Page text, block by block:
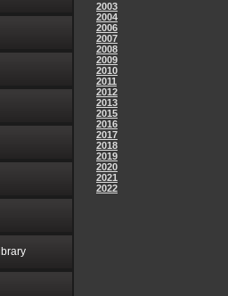
2003
2004
2006
2007
2008
2009
2010
2011
2012
2013
2015
2016
2017
2018
2019
2020
2021
2022